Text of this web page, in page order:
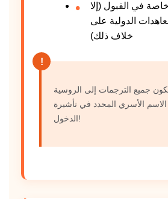
في القبول (إلا
الدولية على
خلاف ذلك)
جميع الترجمات إلى الروسية
الاسم الأسري المحدد في تأشيرة
الدخول!